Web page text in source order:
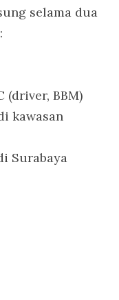
selama dua
(driver, BBM)
kawasan
Surabaya